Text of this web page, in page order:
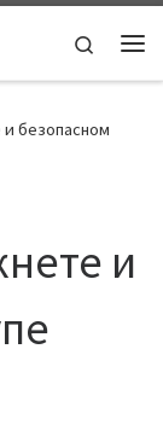
Search
безопасном
и